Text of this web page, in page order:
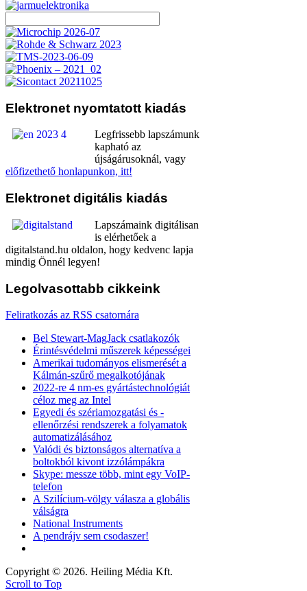
Elektronet nyomtatott kiadás
Legfrissebb lapszámunk
kapható az
újságárusoknál, vagy
előfizethető honlapunkon, itt!
Elektronet digitális kiadás
Lapszámaink digitálisan
is elérhetőek a
digitalstand.hu oldalon, hogy kedvenc lapja
mindig Önnél legyen!
Legolvasottabb cikkeink
Feliratkozás az RSS csatornára
Bel Stewart-MagJack csatlakozók
Érintésvédelmi műszerek képességei
Amerikai tudományos elismerését a
Kálmán-szűrő megalkotójának
2022-re 4 nm-es gyártástechnológiát
céloz meg az Intel
Egyedi és szériamozgatási és -
ellenőrzési rendszerek a folyamatok
automatizálásához
Valódi és biztonságos alternatíva a
boltokból kivont izzólámpákra
Skype: messze több, mint egy VoIP-
telefon
A Szilícium-völgy válasza a globális
válságra
National Instruments
A pendrájv sem csodaszer!
Copyright © 2026. Heiling Média Kft.
Scroll to Top